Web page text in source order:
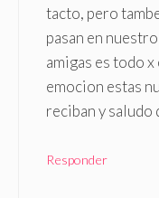
tacto, pero
pasan en
amigas es todo x
emocion estas
reciban y saludo
Responder